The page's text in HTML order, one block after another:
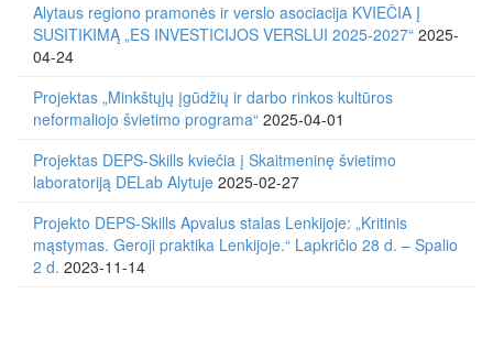
Alytaus regiono pramonės ir verslo asociacija KVIEČIA Į
SUSITIKIMĄ „ES INVESTICIJOS VERSLUI 2025-2027“ 2025-
04-24
Projektas „Minkštųjų įgūdžių ir darbo rinkos kultūros
neformaliojo švietimo programa“ 2025-04-01
Projektas DEPS-Skills kviečia į Skaitmeninę švietimo
laboratoriją DELab Alytuje 2025-02-27
Projekto DEPS-Skills Apvalus stalas Lenkijoje: „Kritinis
mąstymas. Geroji praktika Lenkijoje.“ Lapkričio 28 d. – Spalio
2 d. 2023-11-14